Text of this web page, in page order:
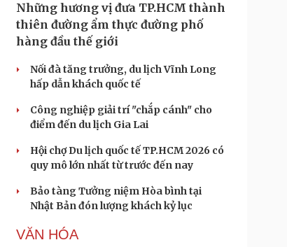
Những hương vị đưa TP.HCM thành
thiên đường ẩm thực đường phố
hàng đầu thế giới
Nối đà tăng trưởng, du lịch Vĩnh Long
hấp dẫn khách quốc tế
Công nghiệp giải trí "chắp cánh" cho
điểm đến du lịch Gia Lai
Hội chợ Du lịch quốc tế TP.HCM 2026 có
quy mô lớn nhất từ trước đến nay
Bảo tàng Tưởng niệm Hòa bình tại
Nhật Bản đón lượng khách kỷ lục
VĂN HÓA